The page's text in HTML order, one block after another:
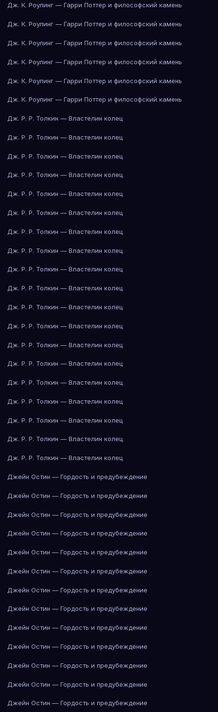
Дж. К. Роулинг — Гарри Поттер и философский камень
Дж. К. Роулинг — Гарри Поттер и философский камень
Дж. К. Роулинг — Гарри Поттер и философский камень
Дж. К. Роулинг — Гарри Поттер и философский камень
Дж. К. Роулинг — Гарри Поттер и философский камень
Дж. К. Роулинг — Гарри Поттер и философский камень
Дж. Р. Р. Толкин — Властелин колец
Дж. Р. Р. Толкин — Властелин колец
Дж. Р. Р. Толкин — Властелин колец
Дж. Р. Р. Толкин — Властелин колец
Дж. Р. Р. Толкин — Властелин колец
Дж. Р. Р. Толкин — Властелин колец
Дж. Р. Р. Толкин — Властелин колец
Дж. Р. Р. Толкин — Властелин колец
Дж. Р. Р. Толкин — Властелин колец
Дж. Р. Р. Толкин — Властелин колец
Дж. Р. Р. Толкин — Властелин колец
Дж. Р. Р. Толкин — Властелин колец
Дж. Р. Р. Толкин — Властелин колец
Дж. Р. Р. Толкин — Властелин колец
Дж. Р. Р. Толкин — Властелин колец
Дж. Р. Р. Толкин — Властелин колец
Дж. Р. Р. Толкин — Властелин колец
Дж. Р. Р. Толкин — Властелин колец
Дж. Р. Р. Толкин — Властелин колец
Джейн Остин — Гордость и предубеждение
Джейн Остин — Гордость и предубеждение
Джейн Остин — Гордость и предубеждение
Джейн Остин — Гордость и предубеждение
Джейн Остин — Гордость и предубеждение
Джейн Остин — Гордость и предубеждение
Джейн Остин — Гордость и предубеждение
Джейн Остин — Гордость и предубеждение
Джейн Остин — Гордость и предубеждение
Джейн Остин — Гордость и предубеждение
Джейн Остин — Гордость и предубеждение
Джейн Остин — Гордость и предубеждение
Джейн Остин — Гордость и предубеждение